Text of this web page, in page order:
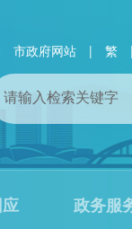
市政府网站 | 繁 |
政务服